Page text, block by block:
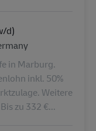
d)
in Marburg.
inkl. 50%
Weitere
zu 332 €...